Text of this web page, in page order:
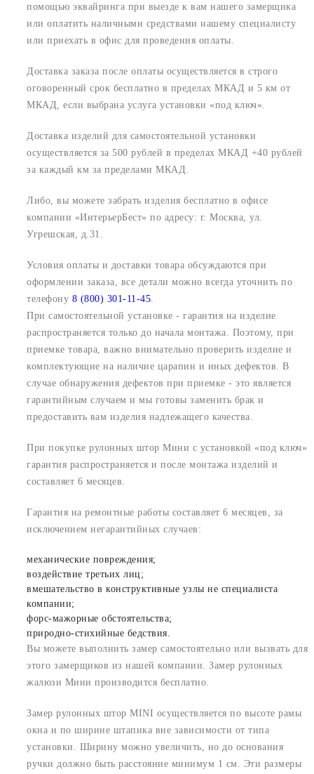
помощью эквайринга при выезде к вам нашего замерщика
или оплатить наличными средствами нашему специалисту
или приехать в офис для проведения оплаты.
Доставка заказа после оплаты осуществляется в строго
оговоренный срок бесплатно в пределах МКАД и 5 км от
МКАД, если выбрана услуга установки «под ключ».
Доставка изделий для самостоятельной установки
осуществляется за 500 рублей в пределах МКАД +40 рублей
за каждый км за пределами МКАД.
Либо, вы можете забрать изделия бесплатно в офисе
компании «ИнтерьерБест» по адресу: г. Москва, ул.
Угрешская, д.31.
Условия оплаты и доставки товара обсуждаются при
оформлении заказа, все детали можно всегда уточнить по
телефону 8 (800) 301-11-45
При самостоятельной установке - гарантия на изделие
распространяется только до начала монтажа. Поэтому, при
приемке товара, важно внимательно проверить изделие и
комплектующие на наличие царапин и иных дефектов. В
случае обнаружения дефектов при приемке - это является
гарантийным случаем и мы готовы заменить брак и
предоставить вам изделия надлежащего качества.
При покупке рулонных штор Мини с установкой «под ключ»
гарантия распространяется и после монтажа изделий и
составляет 6 месяцев.
Гарантия на ремонтные работы составляет 6 месяцев, за
исключением негарантийных случаев:
механические повреждения;
воздействие третьих лиц;
вмешательство в конструктивные узлы не специалиста
компании;
форс-мажорные обстоятельства;
природно-стихийные бедствия.
Вы можете выполнить замер самостоятельно или вызвать для
этого замерщиков из нашей компании. Замер рулонных
жалюзи Мини производится бесплатно.
Замер рулонных штор MINI осуществляется по высоте рамы
окна и по ширине штапика вне зависимости от типа
установки. Ширину можно увеличить, но до основания
ручки должно быть расстояние минимум 1 см. Эти размеры